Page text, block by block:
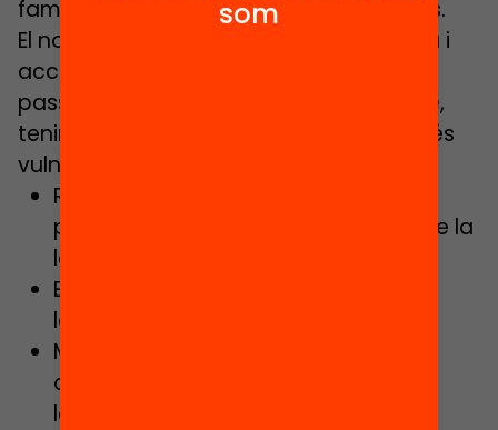
familiar, social i d’habitatge que d’altres.
El nostre repte seria dotar-nos de força i
accions per mantenir una mirada de
passat recent, de present i de futur que,
tenint molt en compte els col·lectius més
vulnerables, permeti:
Relligar la universalitat del dret i el
privilegi –com deia Gianni Rodari-, de la
lectura.
Enfortir el procés de competència
lectora.
Motivar l’expressió lliure, crítica i
compartida d’aquesta experiència
lectora.
som